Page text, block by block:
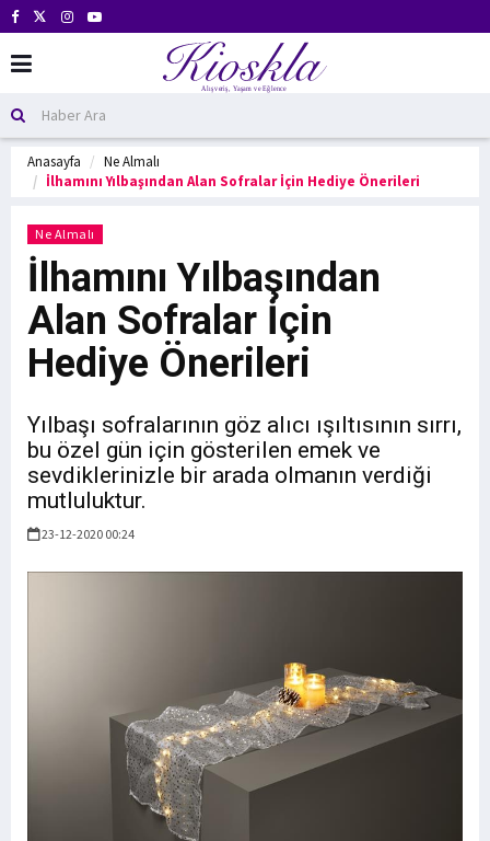
Anasayfa
Ne Almalı
İlhamını Yılbaşından Alan Sofralar İçin Hediye Önerileri
Ne Almalı
İlhamını Yılbaşından
Alan Sofralar İçin
Hediye Önerileri
Yılbaşı sofralarının göz alıcı ışıltısının sırrı,
bu özel gün için gösterilen emek ve
sevdiklerinizle bir arada olmanın verdiği
mutluluktur.
23-12-2020 00:24